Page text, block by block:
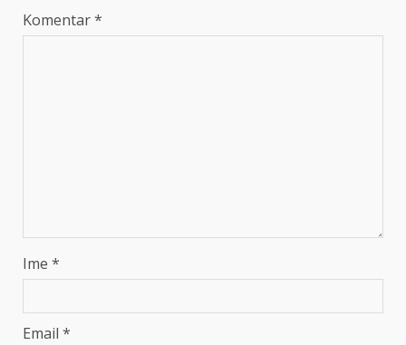
Komentar*
Ime *
Email *